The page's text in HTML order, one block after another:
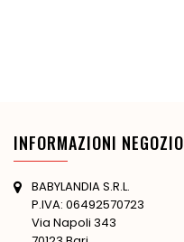
INFORMAZIONI NEGOZIO
BABYLANDIA S.R.L.
P.IVA: 06492570723
Via Napoli 343